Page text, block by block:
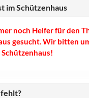
im Schützenhaus
noch Helfer für den
gesucht. Wir bitten